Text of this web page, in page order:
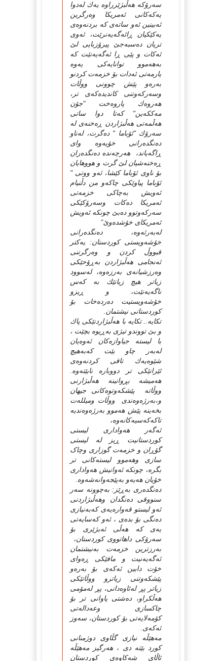
سه‌رۆکه‌ هه‌ڵبژێرراوه‌ یه‌ك له‌دوا
یه‌که‌کانی ئه‌مریکا وه‌رگرین
ئه‌بینین ئه‌و ساته‌ی که‌ بردنه‌وه‌ی
یه‌کێکیان ڕائه‌گه‌یه‌نرێت، ئه‌وی
تریان ده‌سبه‌جێ پیرۆزبایی لێ
ئه‌کات و پێی ڕا ئه‌گه‌یه‌نێت که‌
به‌هه‌موو توانایه‌کی یه‌وه‌
یارمه‌تی ئه‌دات بۆ خزمه‌ت کردنو
به‌ره‌و پێش چوونی ووڵات
وسه‌رکه‌وتنی کاندیده‌که‌ی تر،
هه‌روه‌ك پاروه‌خت "جۆن
مه‌ککه‌ین" که‌تا دوا ساتی
هه‌ڵمه‌تی هه‌ڵبژاردن ڕه‌خنه‌ی له‌
سه‌رۆك "ئۆباما " ده‌گرت، له‌ناو
ده‌نگده‌رانی خۆیه‌وه‌ وای
ڕاگه‌یاند، هه‌رچه‌نده‌ ده‌نگده‌ران
ڕه‌خنه‌شیان لێ گرت و هووهایان
بۆ ناوی ئۆباما کێشا، ئه‌و ووتی "
ئۆباما پیاوێکی چاکه‌و من دڵنیام
ئه‌ویش به‌چاکی خزمه‌تی
ئه‌مریکا ده‌کات وسه‌رۆکێکی
سه‌رکه‌وتوو ده‌بێ چونکه ‌ئه‌ویش
ئه‌مریکای خۆشده‌وێ”
له‌به‌رئه‌وه‌، ده‌نگده‌رانی
خۆشه‌ویستی کوردستان: یه‌کتر
قبووڵ کردن و وه‌رگرتنی
ئه‌نجامی هه‌ڵبژاردن به‌ڕۆحێکی
وه‌رزشیانه‌ی به‌رزه‌وه‌، له‌سوود
زیاتر هیچ زیانێك به‌ که‌س
ناگه‌یه‌نێت، و ڕیزو
خۆشه‌ویستیت ده‌رده‌خات بۆ
کوردستانی نیشتمان.
تکایه‌.. تکایه‌ با هه‌ڵبژاردنێکی پاك
و بێ تووندو تیژی به‌ڕیوه‌ بچێت ،
با لیسته‌ جیاوازه‌کان ئه‌وه‌یان
له‌به‌ر چاو بێت که‌به‌هیچ
شێوه‌یه‌ك تاقی کردنه‌وه‌ی
ئێرانێکی تر دووباره‌ نابێته‌وه‌.
هه‌میشه‌ بڕوانینه‌ هه‌ڵبژارنی
ووڵاته‌ پێشکه‌وتوه‌کانی جیهان
و،به‌رژه‌وه‌ندی ووڵات ومیلله‌ت
بخه‌ینه‌ پێش هه‌موو به‌رژه‌وه‌ندیه‌
تاکه‌که‌سیه‌کانه‌وه‌،
ئه‌گه‌ر هه‌واداری لیستی
کوردستانیت ڕیز له‌ لیستی
گۆڕان و خزمه‌ت گوزاری وچاک
سازی وهه‌موو لیسته‌کانی تر
بگره‌، چونکه‌ ئه‌وانیش هه‌واداری
خۆیان هه‌یه‌و به‌پێجه‌وانه‌شه‌وه‌.
ده‌نگده‌ری به‌ڕێز: به‌چوونه‌ سه‌ر
سنووقی ده‌نگدان وهه‌ڵبژاردنی
ئه‌و لیستو قه‌واره‌یه‌ی که‌به‌نیازی
ده‌نگی بۆ بده‌ی ، ئه‌و که‌سایه‌تی
یه‌ی که‌ هه‌ڵی ئه‌بژێری بۆ
سه‌رۆکی داهاتووی کوردستان،
به‌رزترین خزمه‌ت به‌نیشتمان
ئه‌گه‌یه‌نیت و مافێکی ڕه‌وای
خۆت دابین ئه‌که‌ی بۆ به‌ره‌و
پێشکه‌وتنی زیاترو ووڵاتێکی
زیاتر پڕ له‌ئاوه‌دانی، پڕ له‌مۆمی
هه‌ڵکراو، ده‌شتی پاوانی تر بۆ
چاکسازی وعه‌داله‌تی
کۆمه‌لایه‌تی بۆ کوردستان، سه‌وز
ئه‌که‌ی.
مه‌هێڵه‌ نیازی گڵاوی دوژمنانی
کورد بێته‌ دی ، هه‌رگیز مه‌هێڵه‌
ئاڵای شه‌کاوه‌ی کوردستان